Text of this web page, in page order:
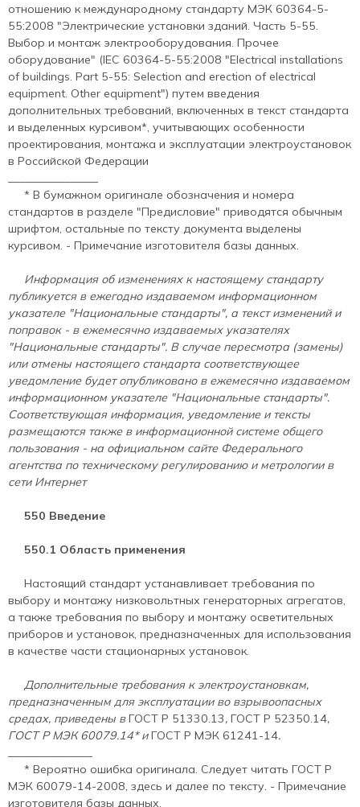
отношению к международному стандарту МЭК 60364-5-
55:2008 "Электрические установки зданий. Часть 5-55.
Выбор и монтаж электрооборудования. Прочее
оборудование" (IEC 60364-5-55:2008 "Electrical installations
of buildings. Part 5-55: Selection and erection of electrical
equipment. Other equipment") путем введения
дополнительных требований, включенных в текст стандарта
и выделенных курсивом*, учитывающих особенности
проектирования, монтажа и эксплуатации электроустановок
в Российской Федерации
* В бумажном оригинале обозначения и номера
стандартов в разделе "Предисловие" приводятся обычным
шрифтом, остальные по тексту документа выделены
курсивом. - Примечание изготовителя базы данных.
Информация об изменениях к настоящему стандарту
публикуется в ежегодно издаваемом информационном
указателе "Национальные стандарты", а текст изменений и
поправок - в ежемесячно издаваемых указателях
"Национальные стандарты". В случае пересмотра (замены)
или отмены настоящего стандарта соответствующее
уведомление будет опубликовано в ежемесячно издаваемом
информационном указателе "Национальные стандарты".
Соответствующая информация, уведомление и тексты
размещаются также в информационной системе общего
пользования - на официальном сайте Федерального
агентства по техническому регулированию и метрологии в
сети Интернет
550 Введение
550.1 Область применения
Настоящий стандарт устанавливает требования по
выбору и монтажу низковольтных генераторных агрегатов,
а также требования по выбору и монтажу осветительных
приборов и установок, предназначенных для использования
в качестве части стационарных установок.
Дополнительные требования к электроустановкам,
предназначенным для эксплуатации во взрывоопасных
средах, приведены вГОСТ Р 51330.13, ГОСТ Р 52350.14,
ГОСТ Р МЭК 60079.14* иГОСТ Р МЭК 61241-14.
* Вероятно ошибка оригинала. Следует читать ГОСТ Р
МЭК 60079-14-2008, здесь и далее по тексту. - Примечание
изготовителя базы данных.